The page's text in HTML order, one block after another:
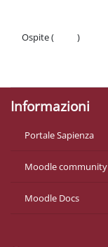
Ospite (
)
Informazioni
Portale Sapienza
Moodle community
Moodle Docs